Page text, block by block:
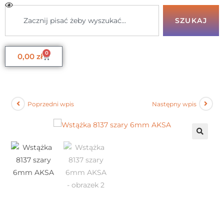
SZUKAJ
0,00 zł 0
Poprzedni wpis Następny wpis